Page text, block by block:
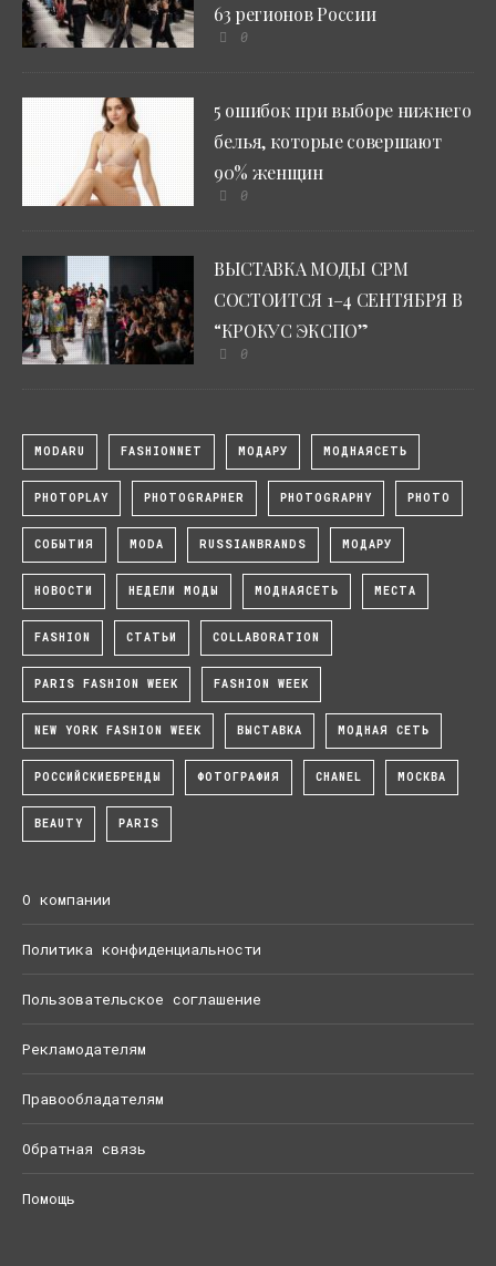
63 регионов России
0
5 ошибок при выборе нижнего
белья, которые совершают
90% женщин
0
ВЫСТАВКА МОДЫ CPM
СОСТОИТСЯ 1–4 СЕНТЯБРЯ В
“КРОКУС ЭКСПО”
0
MODARU FASHIONNET МОДАРУ МОДНАЯСЕТЬ
PHOTOPLAY PHOTOGRAPHER PHOTOGRAPHY PHOTO
СОБЫТИЯ MODA RUSSIANBRANDS МОДАРУ
НОВОСТИ НЕДЕЛИ МОДЫ МОДНАЯСЕТЬ МЕСТА
FASHION СТАТЬИ COLLABORATION
PARIS FASHION WEEK FASHION WEEK
NEW YORK FASHION WEEK ВЫСТАВКА МОДНАЯ СЕТЬ
РОССИЙСКИЕБРЕНДЫ ФОТОГРАФИЯ CHANEL МОСКВА
BEAUTY PARIS
О компании
Политика конфиденциальности
Пользовательское соглашение
Рекламодателям
Правообладателям
Обратная связь
Помощь